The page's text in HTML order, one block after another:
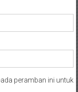
peramban ini untuk